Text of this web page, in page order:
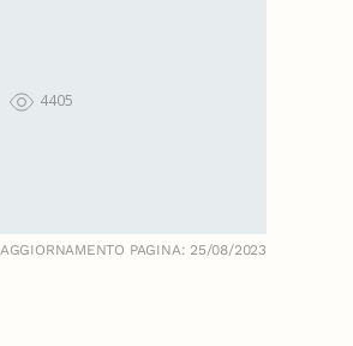
4405
AGGIORNAMENTO PAGINA: 25/08/2023